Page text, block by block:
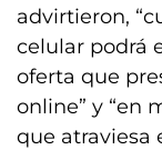
advirtieron,
celular podrá
oferta que
online” y “en
que atraviesa